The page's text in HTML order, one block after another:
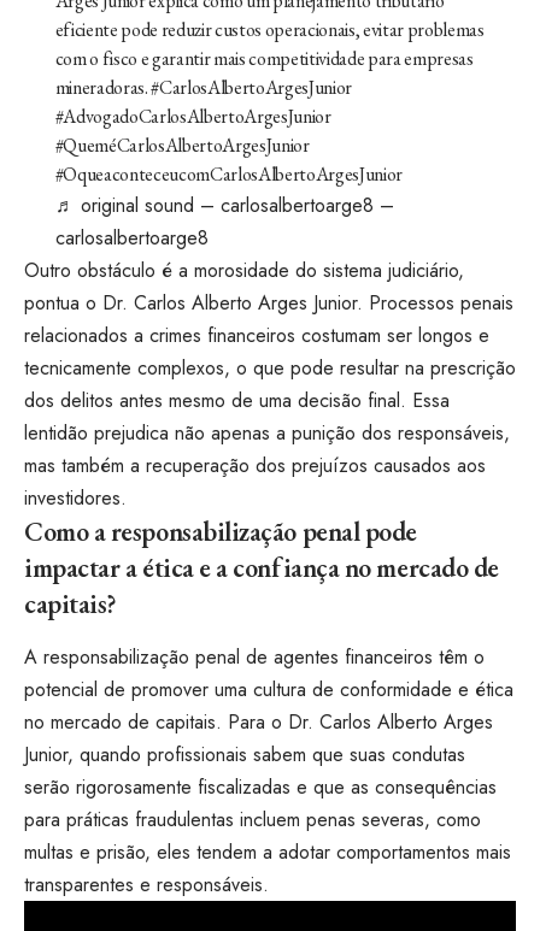
eficiente pode reduzir custos operacionais, evitar problemas
com o fisco e garantir mais competitividade para empresas
mineradoras.#CarlosAlbertoArgesJunior
#AdvogadoCarlosAlbertoArgesJunior
#QueméCarlosAlbertoArgesJunior
#OqueaconteceucomCarlosAlbertoArgesJunior
♬ original sound – carlosalbertoarge8 –
carlosalbertoarge8
Outro obstáculo é a morosidade do sistema judiciário,
pontua o Dr. Carlos Alberto Arges Junior. Processos penais
relacionados a crimes financeiros costumam ser longos e
tecnicamente complexos, o que pode resultar na prescrição
dos delitos antes mesmo de uma decisão final. Essa
lentidão prejudica não apenas a punição dos responsáveis,
mas também a recuperação dos prejuízos causados aos
investidores.
Como a responsabilização penal pode
impactar a ética e a confiança no mercado de
capitais?
A responsabilização penal de agentes financeiros têm o
potencial de promover uma cultura de conformidade e ética
no mercado de capitais. Para o Dr. Carlos Alberto Arges
Junior, quando profissionais sabem que suas condutas
serão rigorosamente fiscalizadas e que as consequências
para práticas fraudulentas incluem penas severas, como
multas e prisão, eles tendem a adotar comportamentos mais
transparentes e responsáveis.